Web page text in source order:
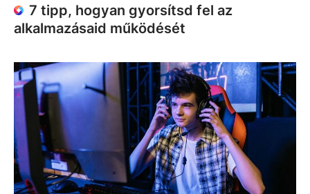
7 tipp, hogyan gyorsítsd fel az
alkalmazásaid működését